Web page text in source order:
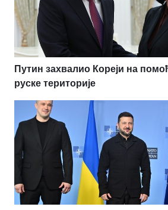
Путин захвалио Кореји на
руске територије